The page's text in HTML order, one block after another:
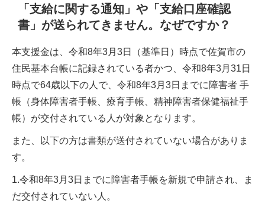
「支給に関する通知」や「支給口座確認
書」が送られてきません。なぜですか？
本支援金は、令和8年3月3日（基準日）時点で佐賀市の
住民基本台帳に記録されている者かつ、令和8年3月31日
時点で64歳以下の人で、令和8年3月3日までに障害者 手
帳（身体障害者手帳、療育手帳、精神障害者保健福祉手
帳）が交付されている人が対象となります。
また、以下の方は書類が送付されていない場合がありま
す。
1.令和8年3月3日までに障害者手帳を新規で申請され、ま
だ交付されていない人。